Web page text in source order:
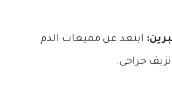
ابتعد عن مميعات الدم
جراحي.